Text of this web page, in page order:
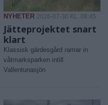
NYHETER 2026-07-30 KL. 08:45
Jätteprojektet snart
klart
Klassisk gärdesgård ramar in
våtmarksparken intill
Vallentunasjön